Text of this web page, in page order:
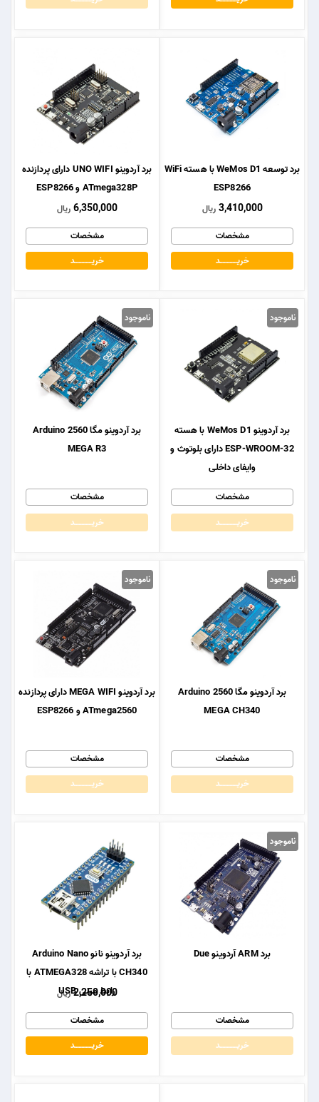
برد توسعه WeMos D1 با هسته WiFi
ESP8266
3,410,000 ریال
مشخصات
خریــــــــــــد
برد آردوینو UNO WIFI دارای پردازنده
ATmega328P و ESP8266
6,350,000 ریال
مشخصات
خریــــــــــــد
ناموجود
برد آردوینو WeMos D1 با هسته
ESP-WROOM-32 دارای بلوتوث و
وایفای داخلی
مشخصات
خریــــــــــــد
ناموجود
برد آردوینو مگا 2560 Arduino
MEGA R3
مشخصات
خریــــــــــــد
ناموجود
برد آردوینو مگا 2560 Arduino
MEGA CH340
مشخصات
خریــــــــــــد
ناموجود
برد آردوینو MEGA WIFI دارای پردازنده
ATmega2560 و ESP8266
مشخصات
خریــــــــــــد
ناموجود
برد ARM آردوینو Due
مشخصات
خریــــــــــــد
برد آردوینو نانو Arduino Nano
CH340 با تراشه ATMEGA328 با
رابط مینی USB
2,250,000 ریال
مشخصات
خریــــــــــــد